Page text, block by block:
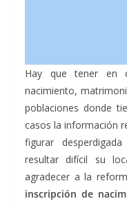
Hay que tener en
nacimiento,
poblaciones donde
casos la información
figurar
resultar difícil su
agradecer a la
inscripción de